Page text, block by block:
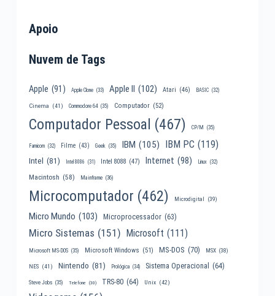
Apoio
Nuvem de Tags
Apple (91) Apple Clone (33) Apple II (102) Atari (46) BASIC (32)
Cinema (41) Commodore 64 (35) Computador (52)
Computador Pessoal (467) CP/M (35)
Famicom (32) Filme (43) Geek (35) IBM (105) IBM PC (119)
Intel (81) Intel 8086 (31) Intel 8088 (47) Internet (98) Linux (32)
Macintosh (58) Mainframe (36)
Microcomputador (462) Microdigital (39)
Micro Mundo (103) Microprocessador (63)
Micro Sistemas (151) Microsoft (111)
Microsoft MS-DOS (35) Microsoft Windows (51) MS-DOS (70) MSX (38)
NES (41) Nintendo (81) Prológica (34) Sistema Operacional (64)
Steve Jobs (35) Telefone (30) TRS-80 (64) Unix (42)